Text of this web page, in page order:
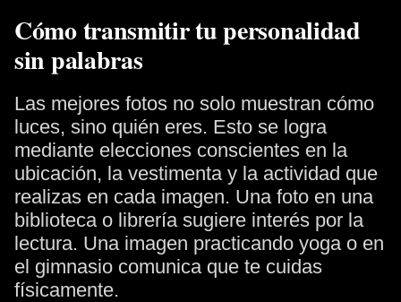
Cómo transmitir tu personalidad
sin palabras
Las mejores fotos no solo muestran cómo
luces, sino quién eres. Esto se logra
mediante elecciones conscientes en la
ubicación, la vestimenta y la actividad que
realizas en cada imagen. Una foto en una
biblioteca o librería sugiere interés por la
lectura. Una imagen practicando yoga o en
el gimnasio comunica que te cuidas
físicamente.